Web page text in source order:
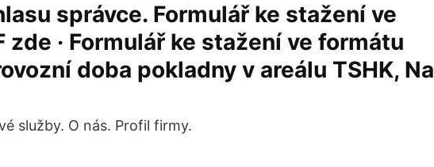
správce. Formulář ke stažení ve
zde · Formulář ke stažení ve formátu
doba pokladny v areálu TSHK, Na
služby. O nás. Profil firmy.